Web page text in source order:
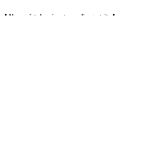
⬇️ Abonează-te la noi pentru analize gratuite ⬇️